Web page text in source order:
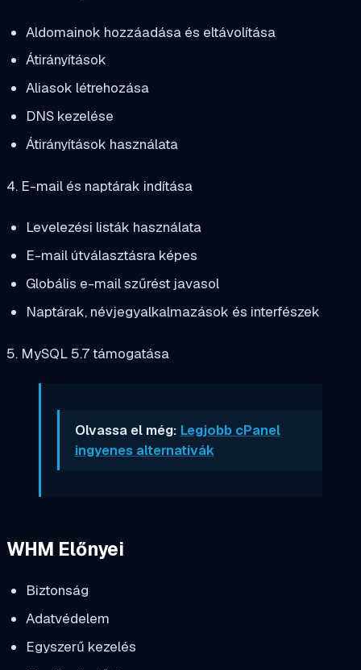
Aldomainok hozzáadása és eltávolítása
Átirányítások
Aliasok létrehozása
DNS kezelése
Átirányítások használata
4. E-mail és naptárak indítása
Levelezési listák használata
E-mail útválasztásra képes
Globális e-mail szűrést javasol
Naptárak, névjegyalkalmazások és interfészek
5. MySQL 5.7 támogatása
Olvassa el még: Legjobb cPanel
ingyenes alternatívák
WHM Előnyei
Biztonság
Adatvédelem
Egyszerű kezelés